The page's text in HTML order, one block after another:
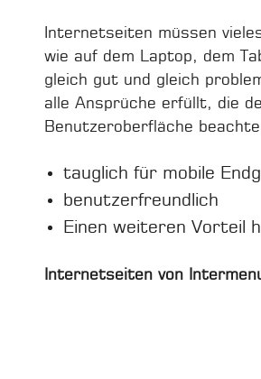
Internetseiten müssen
wie auf dem Laptop, dem
gleich gut und gleich
alle Ansprüche erfüllt, die
Benutzeroberfläche
tauglich für mobile
benutzerfreundlich
Einen weiteren Vorteil
Internetseiten von